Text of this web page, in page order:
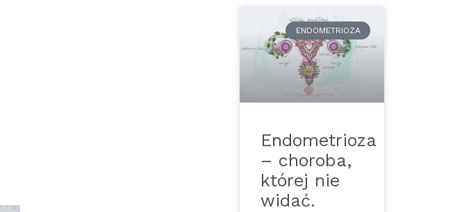
ENDOMETRIOZA
Endometrioza
– choroba,
której nie
widać.